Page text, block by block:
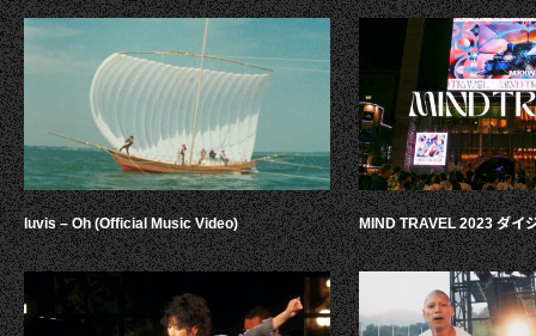
luvis – Oh (Official Music Video) MIND TRAVEL 2023 ダイ